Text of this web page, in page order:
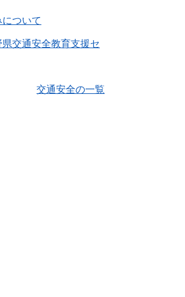
ついて
交通安全教育支援セ
交通安全の一覧